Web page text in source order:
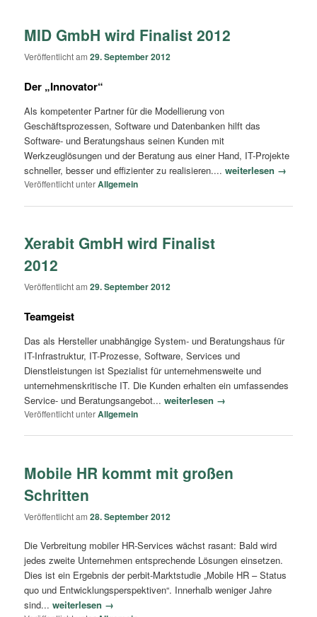
MID GmbH wird Finalist 2012
Veröffentlicht am29. September 2012
Der „Innovator“
Als kompetenter Partner für die Modellierung von
Geschäftsprozessen, Software und Datenbanken hilft das
Software- und Beratungshaus seinen Kunden mit
Werkzeuglösungen und der Beratung aus einer Hand, IT-Projekte
schneller, besser und effizienter zu realisieren....weiterlesen →
Veröffentlicht unterAllgemein
Xerabit GmbH wird Finalist
2012
Veröffentlicht am29. September 2012
Teamgeist
Das als Hersteller unabhängige System- und Beratungshaus für
IT-Infrastruktur, IT-Prozesse, Software, Services und
Dienstleistungen ist Spezialist für unternehmensweite und
unternehmenskritische IT. Die Kunden erhalten ein umfassendes
Service- und Beratungsangebot...weiterlesen →
Veröffentlicht unterAllgemein
Mobile HR kommt mit großen
Schritten
Veröffentlicht am28. September 2012
Die Verbreitung mobiler HR-Services wächst rasant: Bald wird
jedes zweite Unternehmen entsprechende Lösungen einsetzen.
Dies ist ein Ergebnis der perbit-Marktstudie „Mobile HR – Status
quo und Entwicklungsperspektiven“. Innerhalb weniger Jahre
sind...weiterlesen →